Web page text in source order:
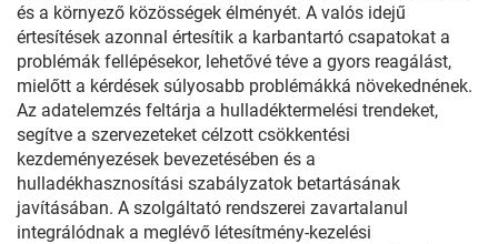
és a környező közösségek élményét. A valós idejű
értesítések azonnal értesítik a karbantartó csapatokat a
problémák fellépésekor, lehetővé téve a gyors reagálást,
mielőtt a kérdések súlyosabb problémákká növekednének.
Az adatelemzés feltárja a hulladéktermelési trendeket,
segítve a szervezeteket célzott csökkentési
kezdeményezések bevezetésében és a
hulladékhasznosítási szabályzatok betartásának
javításában. A szolgáltató rendszerei zavartalanul
integrálódnak a meglévő létesítmény-kezelési